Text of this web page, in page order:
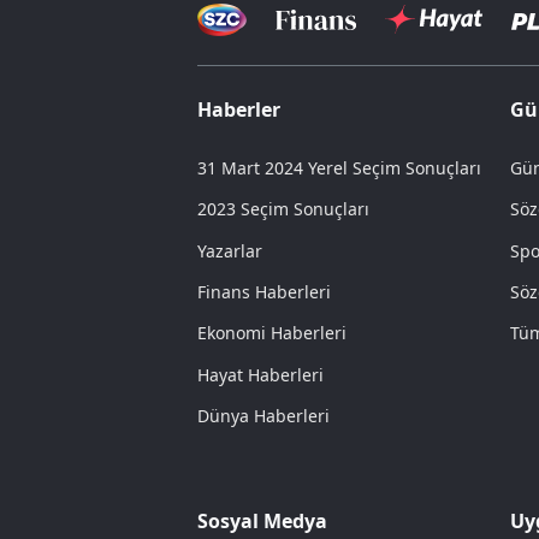
Haberler
31 Mart 2024 Yerel Seçim Sonuçları
2023 Seçim Sonuçları
Yazarlar
Finans Haberleri
Ekonomi Haberleri
Hayat Haberleri
Dünya Haberleri
Sosyal Medya